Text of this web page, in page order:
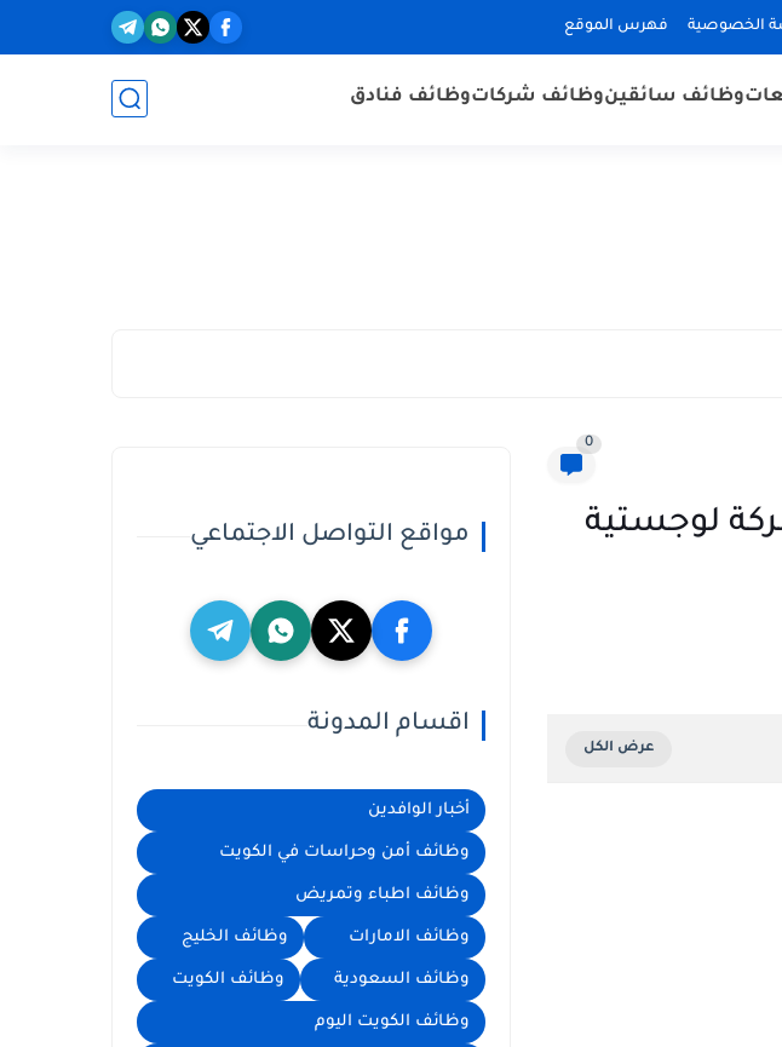
الخصوصية فهرس الموقع
وظائف سائقينوظائف شركاتوظائف فنادق
0
لوجستية
مواقع التواصل الاجتماعي
اقسام المدونة
أخبار الوافدين
وظائف أمن وحراسات في الكويت
وظائف اطباء وتمريض
وظائف الامارات وظائف الخليج
وظائف السعودية وظائف الكويت
وظائف الكويت اليوم